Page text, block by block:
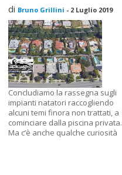
di Bruno Grillini - 2 Luglio 2019
Concludiamo la rassegna sugli
impianti natatori raccogliendo
alcuni temi finora non trattati, a
cominciare dalla piscina privata.
Ma c’è anche qualche curiosità